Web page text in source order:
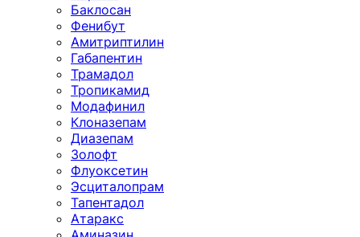
Баклосан
Фенибут
Амитриптилин
Габапентин
Трамадол
Тропикамид
Модафинил
Клоназепам
Диазепам
Золофт
Флуоксетин
Эсциталопрам
Тапентадол
Атаракс